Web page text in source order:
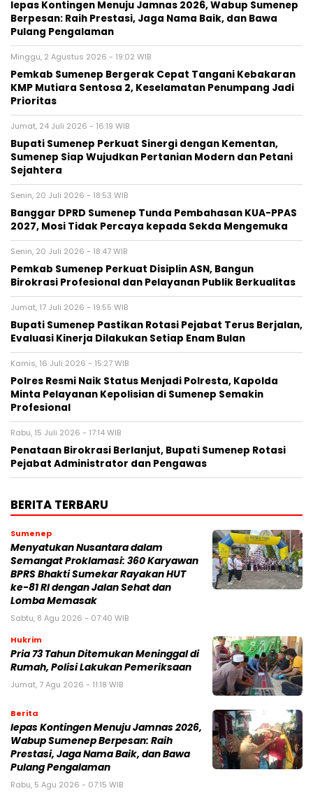
lepas Kontingen Menuju Jamnas 2026, Wabup Sumenep
Berpesan: Raih Prestasi, Jaga Nama Baik, dan Bawa
Pulang Pengalaman
Minggu, 2 Agustus 2026 - 19:02 WIB
Pemkab Sumenep Bergerak Cepat Tangani Kebakaran
KMP Mutiara Sentosa 2, Keselamatan Penumpang Jadi
Prioritas
Jumat, 24 Juli 2026 - 16:19 WIB
Bupati Sumenep Perkuat Sinergi dengan Kementan,
Sumenep Siap Wujudkan Pertanian Modern dan Petani
Sejahtera
Senin, 20 Juli 2026 - 18:53 WIB
Banggar DPRD Sumenep Tunda Pembahasan KUA-PPAS
2027, Mosi Tidak Percaya kepada Sekda Mengemuka
Senin, 20 Juli 2026 - 18:47 WIB
Pemkab Sumenep Perkuat Disiplin ASN, Bangun
Birokrasi Profesional dan Pelayanan Publik Berkualitas
Jumat, 17 Juli 2026 - 19:55 WIB
Bupati Sumenep Pastikan Rotasi Pejabat Terus Berjalan,
Evaluasi Kinerja Dilakukan Setiap Enam Bulan
Kamis, 16 Juli 2026 - 15:27 WIB
Polres Resmi Naik Status Menjadi Polresta, Kapolda
Minta Pelayanan Kepolisian di Sumenep Semakin
Profesional
Rabu, 15 Juli 2026 - 17:14 WIB
Penataan Birokrasi Berlanjut, Bupati Sumenep Rotasi
Pejabat Administrator dan Pengawas
BERITA TERBARU
Sumenep
Menyatukan Nusantara dalam
Semangat Proklamasi: 360 Karyawan
BPRS Bhakti Sumekar Rayakan HUT
ke-81 RI dengan Jalan Sehat dan
Lomba Memasak
Sabtu, 8 Agu 2026 - 07:40 WIB
Hukrim
Pria 73 Tahun Ditemukan Meninggal di
Rumah, Polisi Lakukan Pemeriksaan
Jumat, 7 Agu 2026 - 11:18 WIB
Berita
lepas Kontingen Menuju Jamnas 2026,
Wabup Sumenep Berpesan: Raih
Prestasi, Jaga Nama Baik, dan Bawa
Pulang Pengalaman
Rabu, 5 Agu 2026 - 07:15 WIB